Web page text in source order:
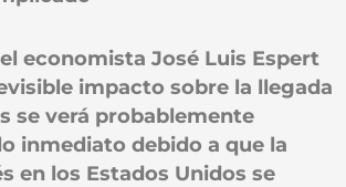
economista José Luis Espert
impacto sobre la llegada
se verá probablemente
inmediato debido a que la
en los Estados Unidos se